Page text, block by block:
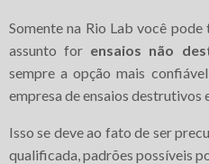
Somente na Rio Lab você
assunto for ensaios não
sempre a opção mais
empresa de ensaios destrutivos
Isso se deve ao fato de ser
qualificada, padrões possíveis